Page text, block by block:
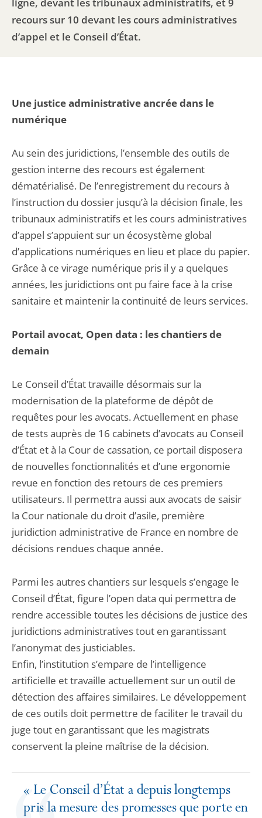
recours sur 10 devant les cours administratives
d’appel et le Conseil d’État.
Une justice administrative ancrée dans le
numérique
Au sein des juridictions, l’ensemble des outils de
gestion interne des recours est également
dématérialisé. De l’enregistrement du recours à
l’instruction du dossier jusqu’à la décision finale, les
tribunaux administratifs et les cours administratives
d’appel s’appuient sur un écosystème global
d’applications numériques en lieu et place du papier.
Grâce à ce virage numérique pris il y a quelques
années, les juridictions ont pu faire face à la crise
sanitaire et maintenir la continuité de leurs services.
Portail avocat, Open data : les chantiers de
demain
Le Conseil d’État travaille désormais sur la
modernisation de la plateforme de dépôt de
requêtes pour les avocats. Actuellement en phase
de tests auprès de 16 cabinets d’avocats au Conseil
d’État et à la Cour de cassation, ce portail disposera
de nouvelles fonctionnalités et d’une ergonomie
revue en fonction des retours de ces premiers
utilisateurs. Il permettra aussi aux avocats de saisir
la Cour nationale du droit d’asile, première
juridiction administrative de France en nombre de
décisions rendues chaque année.
Parmi les autres chantiers sur lesquels s’engage le
Conseil d’État, figure l’open data qui permettra de
rendre accessible toutes les décisions de justice des
juridictions administratives tout en garantissant
l’anonymat des justiciables.
Enfin, l’institution s’empare de l’intelligence
artificielle et travaille actuellement sur un outil de
détection des affaires similaires. Le développement
de ces outils doit permettre de faciliter le travail du
juge tout en garantissant que les magistrats
conservent la pleine maîtrise de la décision.
« Le Conseil d’État a depuis longtemps
pris la mesure des promesses que porte en